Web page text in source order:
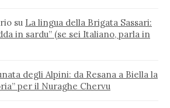
su La lingua della Brigata Sassari:
in sardu” (se sei Italiano, parla in
degli Alpini: da Resana a Biella la
per il Nuraghe Chervu